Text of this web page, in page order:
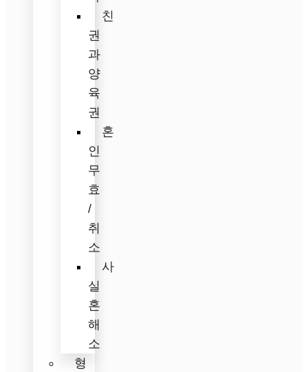
친
권
과
양
육
권
혼
인
무
효
/
취
소
사
실
혼
해
소
형